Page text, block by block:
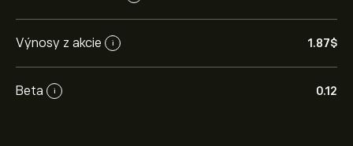
Výnosy z akcie i 1.87‎$‎
Beta i 0.12